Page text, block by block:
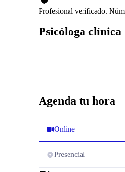
Profesional verificado.
Psicóloga clínica
Agenda tu hora
Online
Presencial